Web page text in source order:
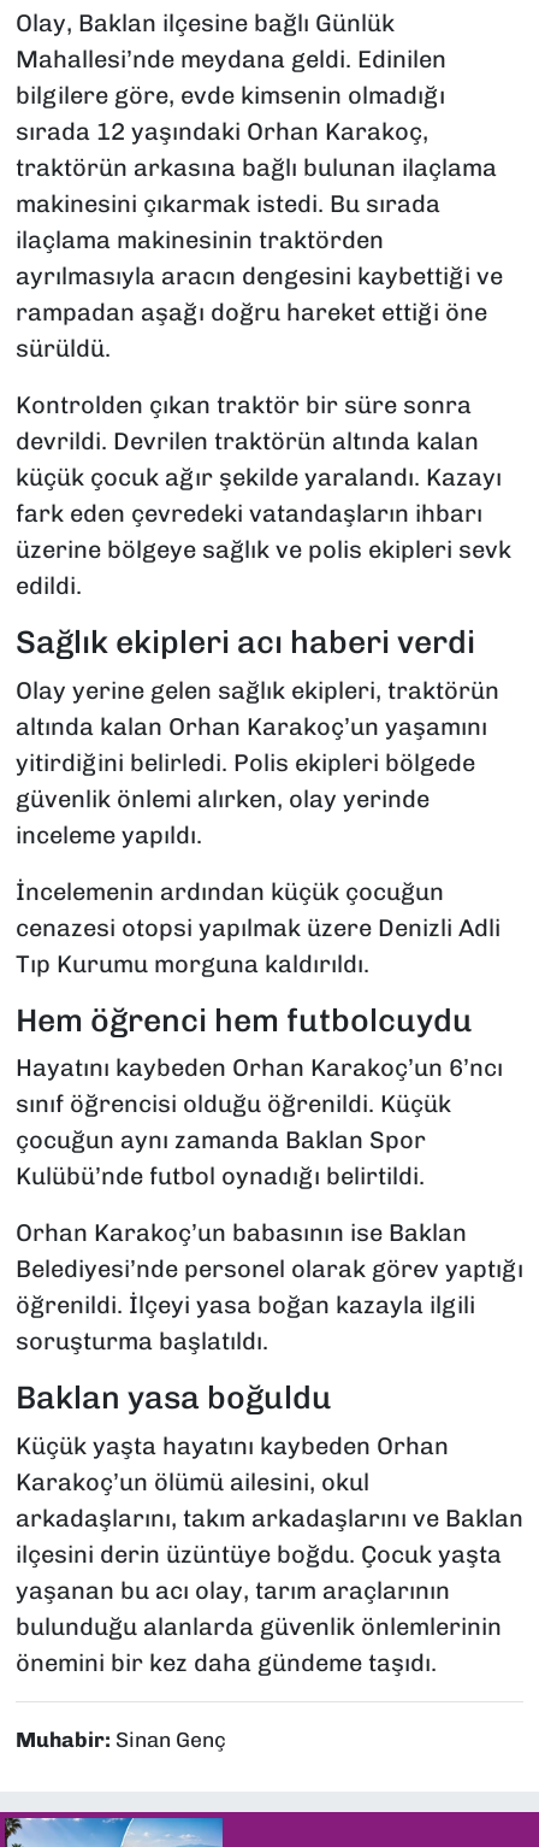
Olay, Baklan ilçesine bağlı Günlük
Mahallesi’nde meydana geldi. Edinilen
bilgilere göre, evde kimsenin olmadığı
sırada 12 yaşındaki Orhan Karakoç,
traktörün arkasına bağlı bulunan ilaçlama
makinesini çıkarmak istedi. Bu sırada
ilaçlama makinesinin traktörden
ayrılmasıyla aracın dengesini kaybettiği ve
rampadan aşağı doğru hareket ettiği öne
sürüldü.
Kontrolden çıkan traktör bir süre sonra
devrildi. Devrilen traktörün altında kalan
küçük çocuk ağır şekilde yaralandı. Kazayı
fark eden çevredeki vatandaşların ihbarı
üzerine bölgeye sağlık ve polis ekipleri sevk
edildi.
Sağlık ekipleri acı haberi verdi
Olay yerine gelen sağlık ekipleri, traktörün
altında kalan Orhan Karakoç’un yaşamını
yitirdiğini belirledi. Polis ekipleri bölgede
güvenlik önlemi alırken, olay yerinde
inceleme yapıldı.
İncelemenin ardından küçük çocuğun
cenazesi otopsi yapılmak üzere Denizli Adli
Tıp Kurumu morguna kaldırıldı.
Hem öğrenci hem futbolcuydu
Hayatını kaybeden Orhan Karakoç’un 6’ncı
sınıf öğrencisi olduğu öğrenildi. Küçük
çocuğun aynı zamanda Baklan Spor
Kulübü’nde futbol oynadığı belirtildi.
Orhan Karakoç’un babasının ise Baklan
Belediyesi’nde personel olarak görev yaptığı
öğrenildi. İlçeyi yasa boğan kazayla ilgili
soruşturma başlatıldı.
Baklan yasa boğuldu
Küçük yaşta hayatını kaybeden Orhan
Karakoç’un ölümü ailesini, okul
arkadaşlarını, takım arkadaşlarını ve Baklan
ilçesini derin üzüntüye boğdu. Çocuk yaşta
yaşanan bu acı olay, tarım araçlarının
bulunduğu alanlarda güvenlik önlemlerinin
önemini bir kez daha gündeme taşıdı.
Muhabir: Sinan Genç